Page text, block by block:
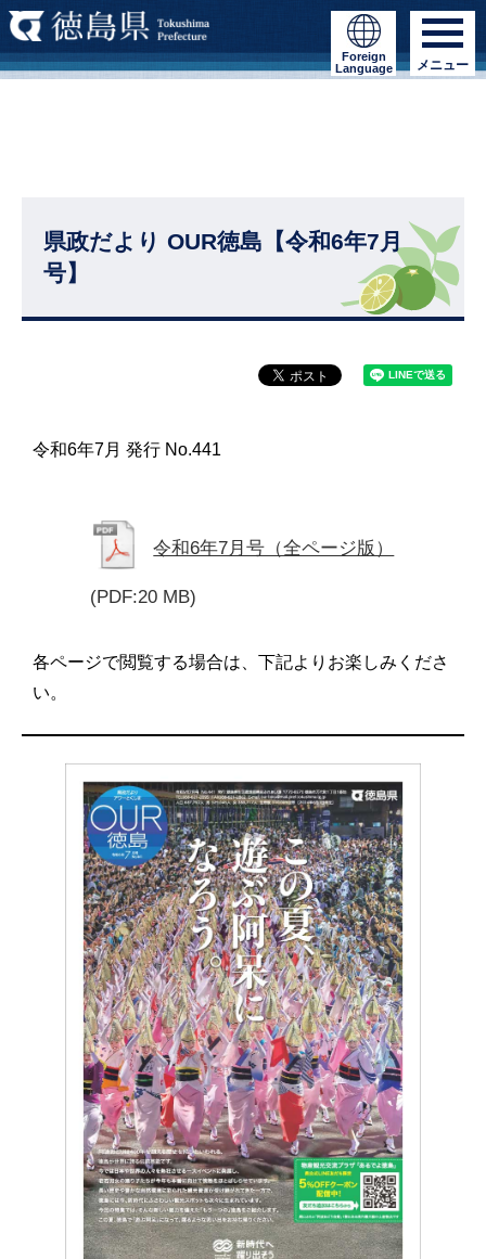
Foreign
Language
メニュー
県政だより OUR徳島【令和6年7月
号】
令和6年7月 発行 No.441
令和6年7月号（全ページ版）
(PDF:20 MB)
各ページで閲覧する場合は、下記よりお楽しみくださ
い。